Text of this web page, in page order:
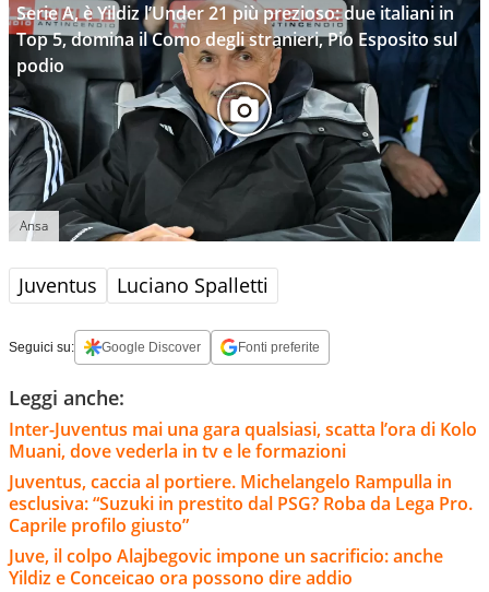
Serie A, è Yildiz l’Under 21 più prezioso: due italiani in
Top 5, domina il Como degli stranieri, Pio Esposito sul
podio
Ansa
Juventus Luciano Spalletti
Seguici su: Google Discover Fonti preferite
Leggi anche:
Inter-Juventus mai una gara qualsiasi, scatta l’ora di Kolo
Muani, dove vederla in tv e le formazioni
Juventus, caccia al portiere. Michelangelo Rampulla in
esclusiva: “Suzuki in prestito dal PSG? Roba da Lega Pro.
Caprile profilo giusto”
Juve, il colpo Alajbegovic impone un sacrificio: anche
Yildiz e Conceicao ora possono dire addio